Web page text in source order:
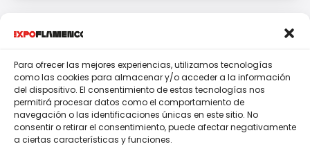
Para ofrecer las mejores experiencias, utilizamos tecnologías
como las cookies para almacenar y/o acceder a la información
del dispositivo. El consentimiento de estas tecnologías nos
permitirá procesar datos como el comportamiento de
navegación o las identificaciones únicas en este sitio. No
consentir o retirar el consentimiento, puede afectar negativamente
a ciertas características y funciones.